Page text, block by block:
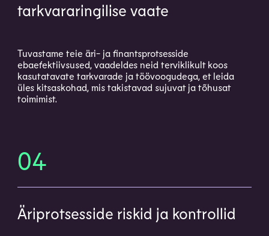
tarkvararingilise vaate
Tuvastame teie äri- ja finantsprotsesside
ebaefektiivsused, vaadeldes neid terviklikult koos
kasutatavate tarkvarade ja töövoogudega, et leida
üles kitsaskohad, mis takistavad sujuvat ja tõhusat
toimimist.
04
Äriprotsesside riskid ja kontrollid